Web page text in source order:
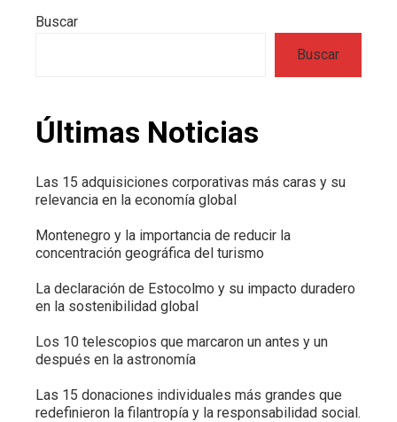
Buscar
Buscar
Últimas Noticias
Las 15 adquisiciones corporativas más caras y su
relevancia en la economía global
Montenegro y la importancia de reducir la
concentración geográfica del turismo
La declaración de Estocolmo y su impacto duradero
en la sostenibilidad global
Los 10 telescopios que marcaron un antes y un
después en la astronomía
Las 15 donaciones individuales más grandes que
redefinieron la filantropía y la responsabilidad social.